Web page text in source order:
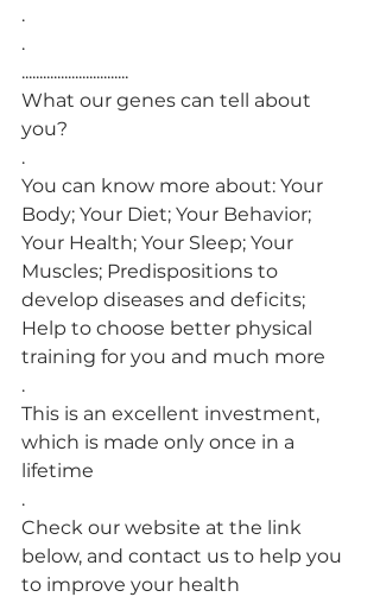
.
.
..............................
What our genes can tell about
you?
.
You can know more about: Your
Body; Your Diet; Your Behavior;
Your Health; Your Sleep; Your
Muscles; Predispositions to
develop diseases and deficits;
Help to choose better physical
training for you and much more
.
This is an excellent investment,
which is made only once in a
lifetime
.
Check our website at the link
below, and contact us to help you
to improve your health